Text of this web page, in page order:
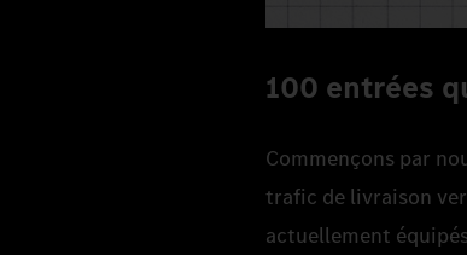
100 entrées
Commençons par
trafic de livraison
actuellement